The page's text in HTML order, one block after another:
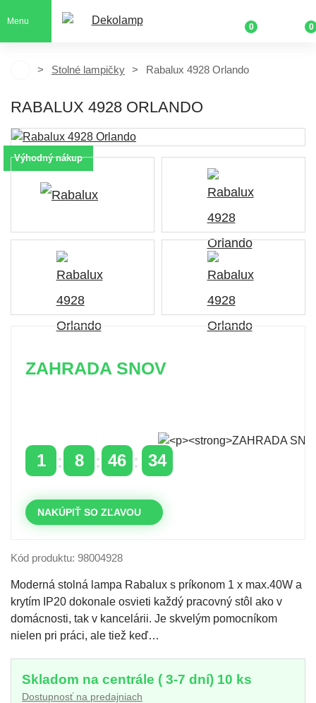
Menu
0 0
Stolné lampičky Rabalux 4928 Orlando
RABALUX 4928 ORLANDO
Výhodný nákup
ZAHRADA SNOV
1 8 46 33
NAKÚPIŤ SO ZĽAVOU
Kód produktu: 98004928
Moderná stolná lampa Rabalux s príkonom 1 x max.40W a
krytím IP20 dokonale osvieti každý pracovný stôl ako v
domácnosti, tak v kancelárii. Je skvelým pomocníkom
nielen pri práci, ale tiež keď…
Skladom na centrále ( 3-7 dní) 10 ks
Dostupnosť na predajniach